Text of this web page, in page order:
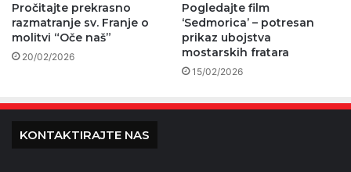
Pročitajte prekrasno
razmatranje sv. Franje o
molitvi “Oče naš”
20/02/2026
Pogledajte film
‘Sedmorica’ – potresan
prikaz ubojstva
mostarskih fratara
15/02/2026
KONTAKTIRAJTE NAS